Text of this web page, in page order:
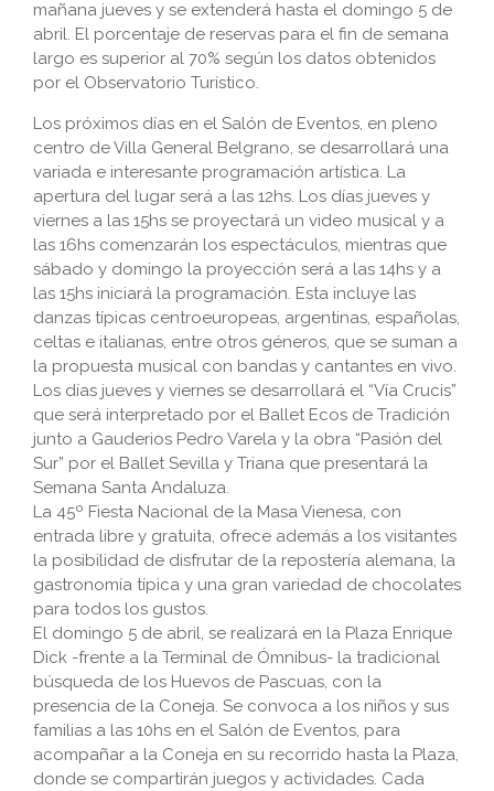
mañana jueves y se extenderá hasta el domingo 5 de
abril. El porcentaje de reservas para el fin de semana
largo es superior al 70% según los datos obtenidos
por el Observatorio Turístico.
Los próximos días en el Salón de Eventos, en pleno
centro de Villa General Belgrano, se desarrollará una
variada e interesante programación artística. La
apertura del lugar será a las 12hs. Los días jueves y
viernes a las 15hs se proyectará un video musical y a
las 16hs comenzarán los espectáculos, mientras que
sábado y domingo la proyección será a las 14hs y a
las 15hs iniciará la programación. Esta incluye las
danzas típicas centroeuropeas, argentinas, españolas,
celtas e italianas, entre otros géneros, que se suman a
la propuesta musical con bandas y cantantes en vivo.
Los días jueves y viernes se desarrollará el “Vía Crucis”
que será interpretado por el Ballet Ecos de Tradición
junto a Gauderios Pedro Varela y la obra “Pasión del
Sur” por el Ballet Sevilla y Triana que presentará la
Semana Santa Andaluza.
La 45º Fiesta Nacional de la Masa Vienesa, con
entrada libre y gratuita, ofrece además a los visitantes
la posibilidad de disfrutar de la repostería alemana, la
gastronomía típica y una gran variedad de chocolates
para todos los gustos.
El domingo 5 de abril, se realizará en la Plaza Enrique
Dick -frente a la Terminal de Ómnibus- la tradicional
búsqueda de los Huevos de Pascuas, con la
presencia de la Coneja. Se convoca a los niños y sus
familias a las 10hs en el Salón de Eventos, para
acompañar a la Coneja en su recorrido hasta la Plaza,
donde se compartirán juegos y actividades. Cada